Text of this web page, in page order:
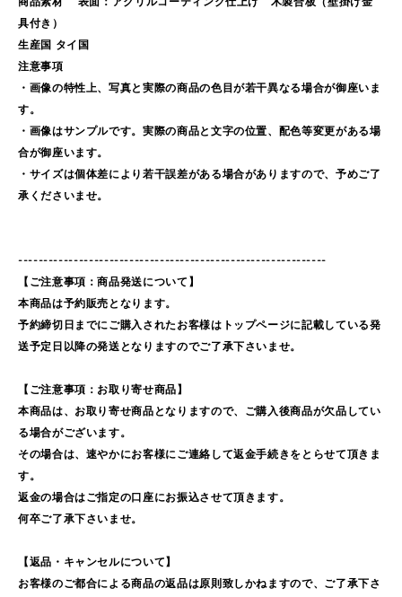
具付き）
生産国 タイ国
注意事項
・画像の特性上、写真と実際の商品の色目が若干異なる場合が御座いま
す。
・画像はサンプルです。実際の商品と文字の位置、配色等変更がある場
合が御座います。
・サイズは個体差により若干誤差がある場合がありますので、予めご了
承くださいませ。
-------------------------------------------------------------
【ご注意事項：商品発送について】
本商品は予約販売となります。
予約締切日までにご購入されたお客様はトップページに記載している発
送予定日以降の発送となりますのでご了承下さいませ。
【ご注意事項：お取り寄せ商品】
本商品は、お取り寄せ商品となりますので、ご購入後商品が欠品してい
る場合がございます。
その場合は、速やかにお客様にご連絡して返金手続きをとらせて頂きま
す。
返金の場合はご指定の口座にお振込させて頂きます。
何卒ご了承下さいませ。
【返品・キャンセルについて】
お客様のご都合による商品の返品は原則致しかねますので、ご了承下さ